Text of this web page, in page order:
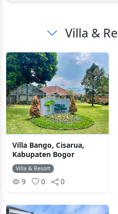
Villa &
Villa Bango, Cisarua,
Kabupaten Bogor
Villa & Resort
9 0 0